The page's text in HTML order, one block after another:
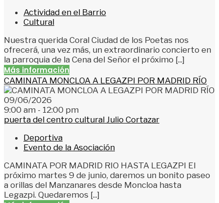
Actividad en el Barrio
Cultural
Nuestra querida Coral Ciudad de los Poetas nos
ofrecerá, una vez más, un extraordinario concierto en
la parroquia de la Cena del Señor el próximo [...]
Más información
CAMINATA MONCLOA A LEGAZPI POR MADRID RÍO
09/06/2026
9:00 am - 12:00 pm
puerta del centro cultural Julio Cortazar
Deportiva
Evento de la Asociación
CAMINATA POR MADRID RIO HASTA LEGAZPI El
próximo martes 9 de junio, daremos un bonito paseo
a orillas del Manzanares desde Moncloa hasta
Legazpi. Quedaremos [...]